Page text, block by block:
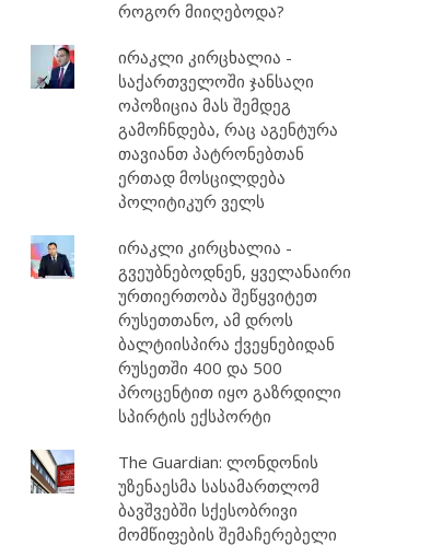
როგორ მიიღებოდა?
ირაკლი კირცხალია -
საქართველოში ჯანსაღი
ოპოზიცია მას შემდეგ
გამოჩნდება, რაც აგენტურა
თავიანთ პატრონებთან
ერთად მოსცილდება
პოლიტიკურ ველს
ირაკლი კირცხალია -
გვეუბნებოდნენ, ყველანაირი
ურთიერთობა შეწყვიტეთ
რუსეთთანო, ამ დროს
ბალტიისპირა ქვეყნებიდან
რუსეთში 400 და 500
პროცენტით იყო გაზრდილი
სპირტის ექსპორტი
The Guardian: ლონდონის
უზენაესმა სასამართლომ
ბავშვებში სქესობრივი
მომწიფების შემაჩერებელი